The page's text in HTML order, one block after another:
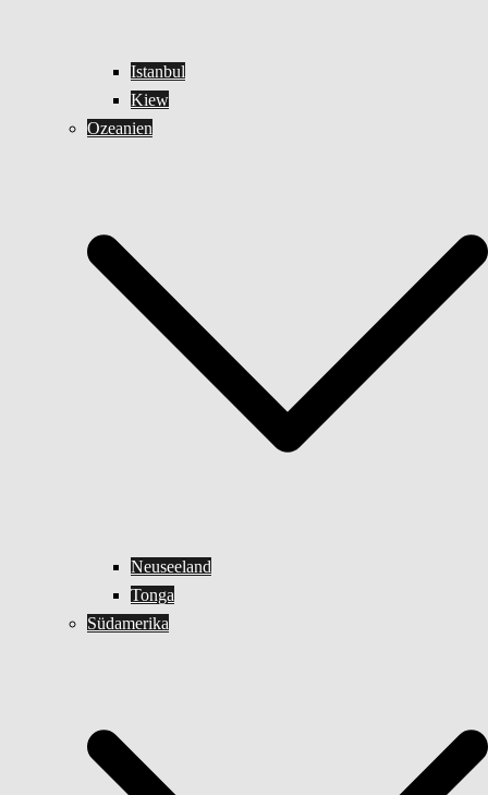
Istanbul
Kiew
Ozeanien
Neuseeland
Tonga
Südamerika